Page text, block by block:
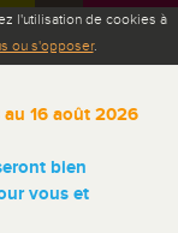
l'utilisation de cookies à
ou s'opposer.
16 août 2026
bien
vous et